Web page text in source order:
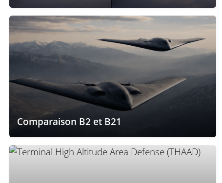
Comparaison B2 et B21